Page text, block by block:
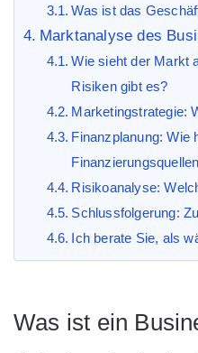
Was ist das
Marktanalyse des
Wie sieht der Markt
Risiken gibt es?
Marketingstrategie:
Finanzplanung: Wie
Risikoanalyse:
Schlussfolgerung:
Ich berate Sie, als
Was ist ein